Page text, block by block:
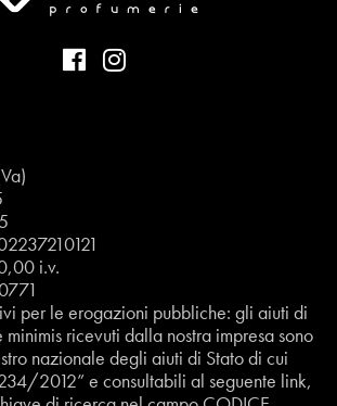
i.v.
per le erogazioni pubbliche: gli aiuti di
ricevuti dalla nostra impresa sono
nazionale degli aiuti di Stato di cui
2012” e consultabili al seguente link,